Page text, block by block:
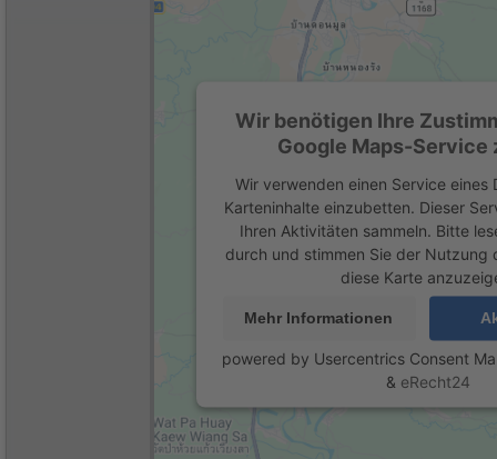
Wir benötigen Ihre
Google Maps-Service
Wir verwenden einen Service eines
Karteninhalte einzubetten. Dieser
Ihren Aktivitäten sammeln. Bitte
durch und stimmen Sie der Nutzung
diese Karte
Mehr Informationen
powered by Usercentrics Consent
& eRecht24